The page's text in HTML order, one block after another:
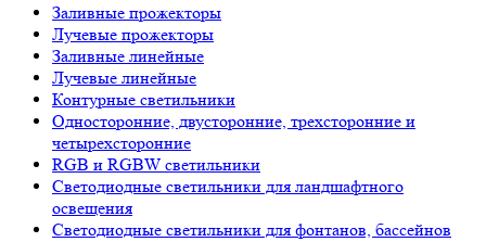
Заливные прожекторы
Лучевые прожекторы
Заливные линейные
Лучевые линейные
Контурные светильники
Односторонние, двусторонние, трехсторонние и
четырехсторонние
RGB и RGBW светильники
Светодиодные светильники для ландшафтного
освещения
Светодиодные светильники для фонтанов, бассейнов